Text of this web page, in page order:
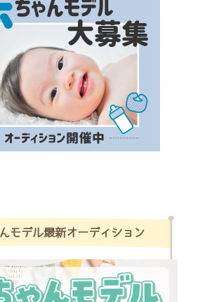
モデル最新オーディション